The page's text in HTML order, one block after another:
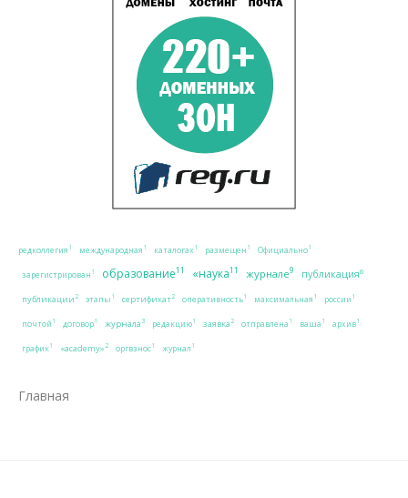
редколлегия 1 международная 1 каталогах 1 размещен 1 Официально1
зарегистрирован 1 образование11 «наука11 журнале9 публикация6
публикации2 этапы 1 сертификат2 оперативность1 максимальная 1 россии 1
почтой 1 договор1 журнала3 редакцию1 заявка2 отправлена 1 ваша 1 архив1
график1 «academy»2 оргвзнос1 журнал 1
Главная